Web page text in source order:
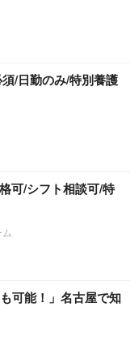
/日勤のみ/特別養護
可/シフト相談可/特
可能！」名古屋で知